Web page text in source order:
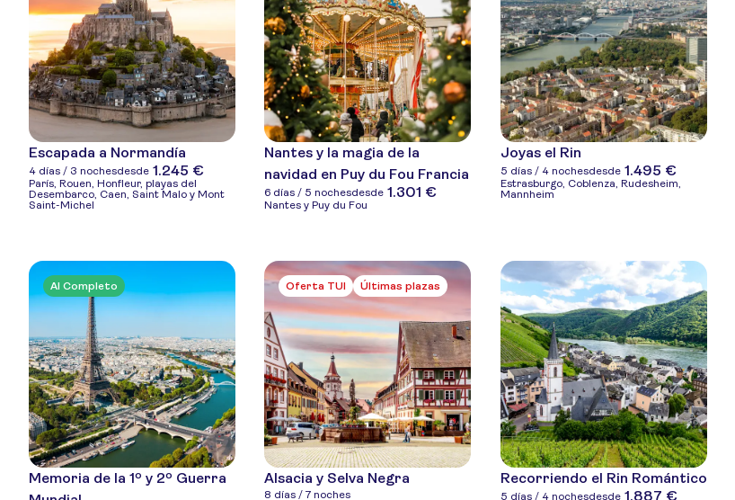
Escapada a Normandía
4 días / 3 nochesdesde 1.245 €
París, Rouen, Honfleur, playas del
Desembarco, Caen, Saint Malo y Mont
Saint-Michel
Nantes y la magia de la
navidad en Puy du Fou Francia
6 días / 5 nochesdesde 1.301 €
Nantes y Puy du Fou
Joyas el Rin
5 días / 4 nochesdesde 1.495 €
Estrasburgo, Coblenza, Rudesheim,
Mannheim
Al Completo
Memoria de la 1º y 2º Guerra
Oferta TUI Últimas plazas
Alsacia y Selva Negra
8 días / 7 noches
Recorriendo el Rin Romántico
5 días / 4 nochesdesde 1.887 €